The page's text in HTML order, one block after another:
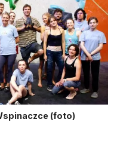
(foto)